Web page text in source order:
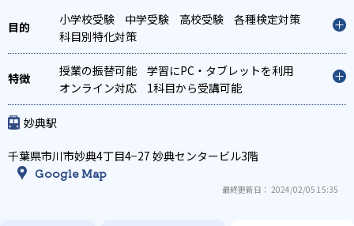
小学校受験 中学受験 高校受験
各種検定対策
科目別特化対策
授業の振替可能
学習にPC・タブレットを利用
オンライン対応
1科目から受講可能
妙典駅
千葉県市川市妙典4丁目4−27 妙典センタービル3階
Google Map
最終更新日： 2024/02/05 15:35